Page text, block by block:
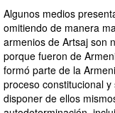
Algunos medios
omitiendo de manera
armenios de Artsaj son
porque fueron de
formó parte de la
proceso constitucional
disponer de ellos